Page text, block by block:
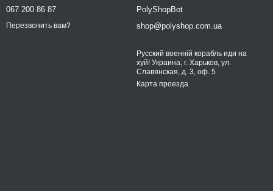
067 200 86 87
Перезвонить вам?
PolyShopBot
shop@polyshop.com.ua
Русский военній корабль иди на
хуй! Украина, г. Харьков, ул.
Славянская, д. 3, оф. 5
Карта проезда